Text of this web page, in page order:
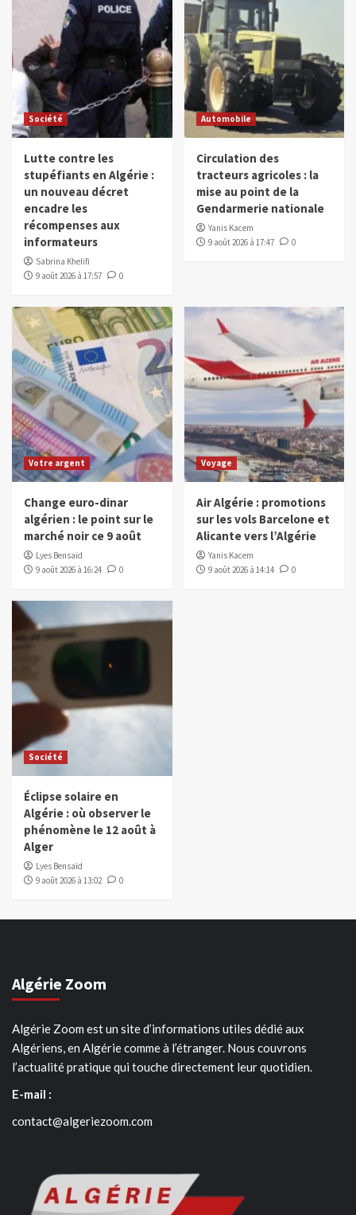
Société
Lutte contre les
stupéfiants en Algérie :
un nouveau décret
encadre les
récompenses aux
informateurs
Sabrina Khelifi
9 août 2026 à 17:57
0
Automobile
Circulation des
tracteurs agricoles : la
mise au point de la
Gendarmerie nationale
Yanis Kacem
9 août 2026 à 17:47
0
Votre argent
Change euro-dinar
algérien : le point sur le
marché noir ce 9 août
Lyes Bensaïd
9 août 2026 à 16:24
0
Voyage
Air Algérie : promotions
sur les vols Barcelone et
Alicante vers l’Algérie
Yanis Kacem
9 août 2026 à 14:14
0
Société
Éclipse solaire en
Algérie : où observer le
phénomène le 12 août à
Alger
Lyes Bensaïd
9 août 2026 à 13:02
0
Algérie Zoom
Algérie Zoom est un site d’informations utiles dédié aux
Algériens, en Algérie comme à l’étranger. Nous couvrons
l’actualité pratique qui touche directement leur quotidien.
E-mail :
contact@algeriezoom.com